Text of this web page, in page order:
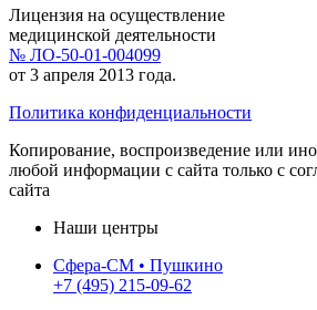
Лицензия на осуществление
медицинской деятельности
№ ЛО-50-01-004099
от 3 апреля 2013 года.
Политика конфиденциальности
Копирование, воспроизведение или
любой информации с сайта только с
сайта
Наши центры
Сфера-СМ • Пушкино
+7 (495) 215-09-62